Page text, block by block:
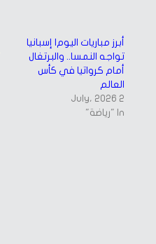
window)
window)
أبرز مباريات اليوم| إسبانيا
تواجه النمسا.. والبرتغال
أمام كرواتيا في كأس
العالم
2 July، 2026
In "رياضة"